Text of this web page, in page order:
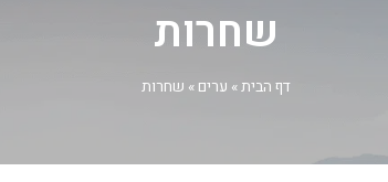
שחרות
דף הבית» ערים » שחרות